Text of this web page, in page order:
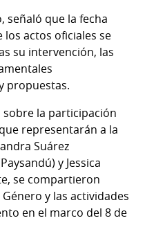
señaló que la fecha
los actos oficiales se
su intervención, las
propuestas.
la participación
representarán a la
Suárez
y Jessica
se compartieron
y las actividades
en el marco del 8 de